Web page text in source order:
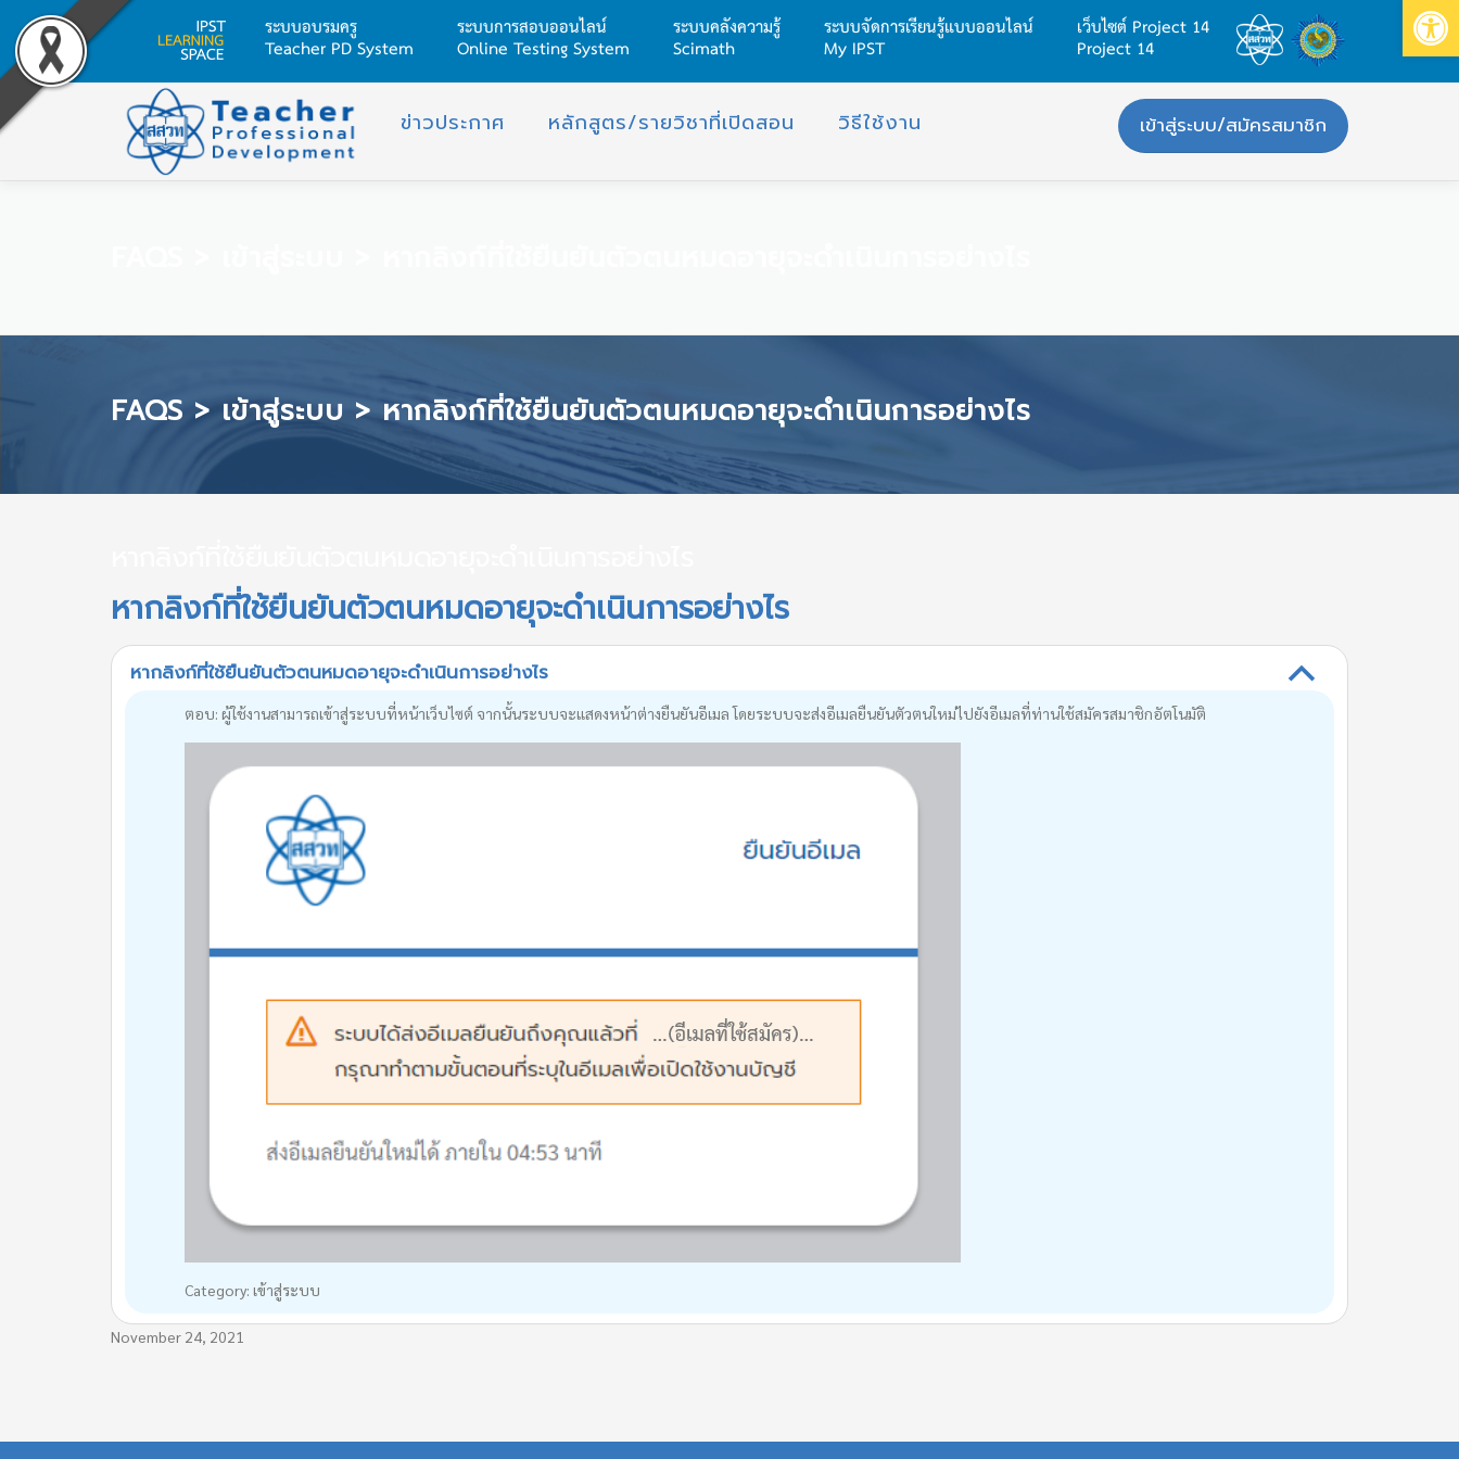
ระบบอบรมครู
Teacher PD System
ระบบการสอบออนไลน์
Online Testing System
ระบบคลังความรู้
Scimath
ระบบจัดการเรียนรู้แบบออนไลน์
My IPST
เว็บไซต์ Project 14
Project 14
to
ข่าวประกาศ หลักสูตร/รายวิชาที่เปิดสอน วิธีใช้งาน เข้าสู่ระบบ/สมัครสมาชิก
FAQS> เข้าสู่ระบบ >หากลิงก์ที่ใช้ยืนยันตัวตนหมดอายุจะดำเนินการอย่างไร
หากลิงก์ที่ใช้ยืนยันตัวตนหมดอายุจะดำเนินการอย่างไร
B
หากลิงก์ที่ใช้ยืนยันตัวตนหมดอายุจะดำเนินการอย่างไร
ตอบ: ผู้ใช้งานสามารถเข้าสู่ระบบที่หน้าเว็บไซต์ จากนั้นระบบจะแสดงหน้าต่างยืนยันอีเมล โดยระบบจะส่งอีเมลยืนยันตัวตนใหม่ไปยังอีเมลที่ท่านใช้สมัครสมาชิกอัตโนมัติ
Category: เข้าสู่ระบบ
November 24, 2021